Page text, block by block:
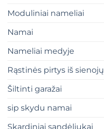
Moduliniai nameliai
Namai
Nameliai medyje
Rąstinės pirtys iš sienojų
Šiltinti garažai
sip skydu namai
Skardiniai sandėliukai